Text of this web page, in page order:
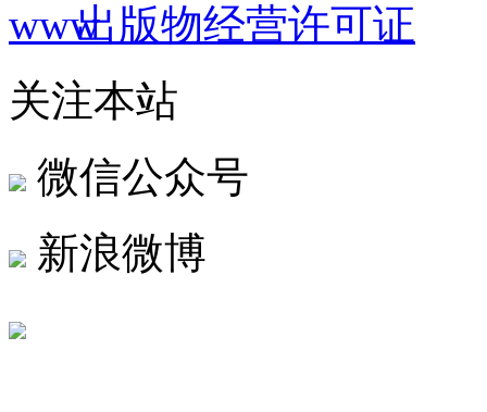
出版物经营许可证
关注本站
微信公众号
新浪微博